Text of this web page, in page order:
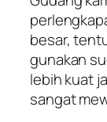
besar,
gunakan
lebih kuat
sangat